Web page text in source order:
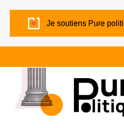
Je soutiens Pure